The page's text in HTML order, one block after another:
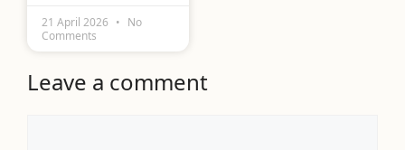
21 April 2026
No
Comments
Leave a comment